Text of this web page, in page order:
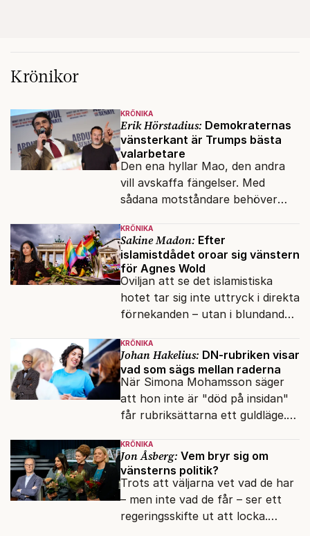
Krönikor
KRÖNIKA
Erik Hörstadius: Demokraternas
vänsterkant är Trumps bästa
valarbetare
Den ena hyllar Mao, den andra
vill avskaffa fängelser. Med
sådana motståndare behöver
vänner.
KRÖNIKA
Sakine Madon: Efter
islamistdådet oroar sig vänstern
för Agnes Wold
Oviljan att se det islamistiska
hotet tar sig inte uttryck i direkta
förnekanden – utan i blundandet
fokusförflyttningen.
KRÖNIKA
Johan Hakelius: DN-rubriken visar
vad som sägs mellan raderna
När Simona Mohamsson säger
att hon inte är "död på insidan"
får rubriksättarna ett guldläge.
moraliskt samförstånd till
läsarna.
KRÖNIKA
Jon Åsberg: Vem bryr sig om
vänsterns politik?
Trots att väljarna vet vad de har
– men inte vad de får – ser ett
regeringsskifte ut att locka.